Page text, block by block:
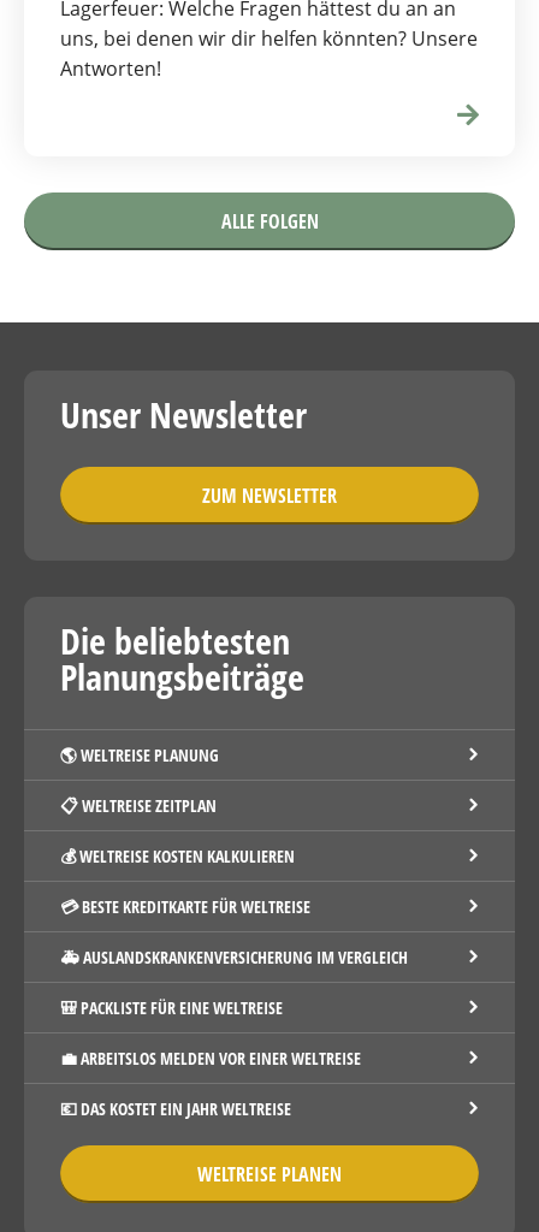
Lagerfeuer: Welche Fragen hättest du an an
uns, bei denen wir dir helfen könnten? Unsere
Antworten!
ALLE FOLGEN
Unser Newsletter
ZUM NEWSLETTER
Die beliebtesten
Planungsbeiträge
🌎 WELTREISE PLANUNG
📋 WELTREISE ZEITPLAN
💰 WELTREISE KOSTEN KALKULIEREN
💳 BESTE KREDITKARTE FÜR WELTREISE
🚑 AUSLANDSKRANKENVERSICHERUNG IM VERGLEICH
🎒 PACKLISTE FÜR EINE WELTREISE
💼 ARBEITSLOS MELDEN VOR EINER WELTREISE
💶 DAS KOSTET EIN JAHR WELTREISE
WELTREISE PLANEN